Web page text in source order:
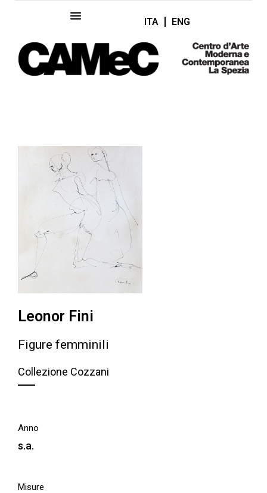
ITA ENG
Leonor Fini
Figure femminili
Collezione Cozzani
Anno
s.a.
Misure